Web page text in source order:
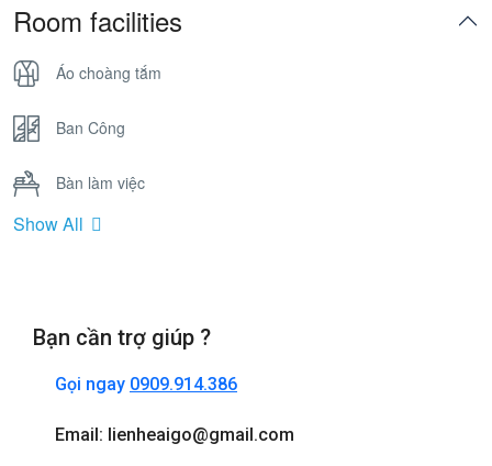
Room facilities
Áo choàng tắm
Ban Công
Bàn làm việc
Bồn Tắm Nằm
Điện thoại
Show All
Bạn cần trợ giúp ?
Gọi ngay 0909.914.386
Email: lienheaigo@gmail.com